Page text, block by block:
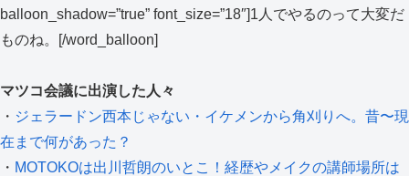
balloon_shadow=”true” font_size=”18″]1人でやるのって大変だ
ものね。[/word_balloon]
マツコ会議に出演した人々
・ ジェラードン西本じゃない・イケメンから角刈りへ。昔〜現
在まで何があった？
・ MOTOKOは出川哲朗のいとこ！経歴やメイクの講師場所は